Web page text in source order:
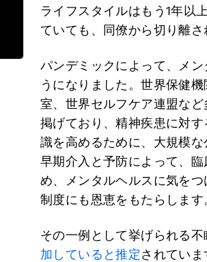
ライフスタイルはもう1年以
ていても、同僚から切り離
パンデミックによって、メ
うになりました。世界保健
室、世界セルフケア連盟な
掲げており、精神疾患に対
識を高めるために、大規模
早期介入と予防によって、
め、メンタルヘルスに気を
制度にも恩恵をもたらします
その一例として挙げられる
加していると推定されてい